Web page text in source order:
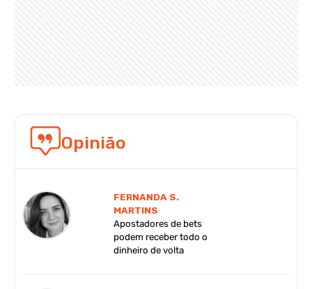
Opinião
FERNANDA S.
MARTINS
Apostadores de bets
podem receber todo o
dinheiro de volta